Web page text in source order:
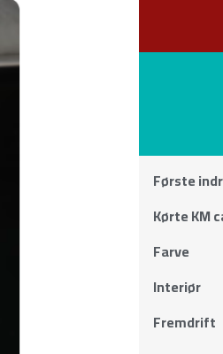
Første
Kørte KM
Farve
Interiør
Fremdrift